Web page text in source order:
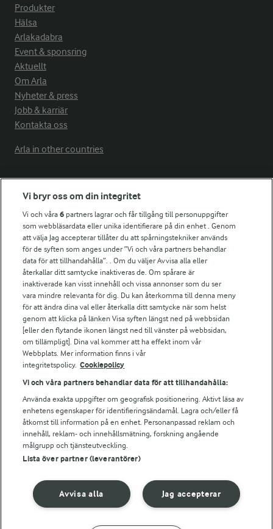
Produkter
Hälsa
Arlakadabra
Event & sponsring
Aktuellt
Om Arla
Nyheter & press
Jobb & karriär
Kontakta oss
Arla in other countries
Fler Arlasajter
För ägare
Arlas kundportal
Arla.com
Falbygdens Ost
Arla webbshop
Bildbank
Följ oss
© 2026 Arla Foods
Integritetspolicy
Vi bryr oss om din integritet
Vi och våra6 partners lagrar och får tillgång till personuppgifter
som webbläsardata eller unika identifierare på din enhet . Genom
att välja Jag accepterar tillåter du att spårningstekniker används
för de syften som anges under ”Vi och våra partners behandlar
data för att tillhandahålla”. . Om du väljer Avvisa alla eller
återkallar ditt samtycke inaktiveras de. Om spårare är
inaktiverade kan visst innehåll och vissa annonser som du ser
vara mindre relevanta för dig. Du kan återkomma till denna meny
för att ändra dina val eller återkalla ditt samtycke när som helst
genom att klicka på länken Visa syften längst ned på webbsidan
[eller den flytande ikonen längst ned till vänster på webbsidan,
om tillämpligt]. Dina val kommer att ha effekt inom vår
Webbplats. Mer information finns i vår
integritetspolicy. Cookiepolicy
Vi och våra partners behandlar data för att tillhandahålla:
Använda exakta uppgifter om geografisk positionering. Aktivt läsa av
enhetens egenskaper för identifieringsändamål. Lagra och/eller få
åtkomst till information på en enhet. Personanpassad reklam och
innehåll, reklam- och innehållsmätning, forskning angående
målgrupp och tjänsteutveckling.
Lista över partner (leverantörer)
Jag accepterar
Avvisa alla